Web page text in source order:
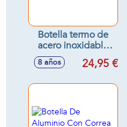
Botella termo de
acero inoxidable
Sonic 515 ml.
8 años 24,95 €